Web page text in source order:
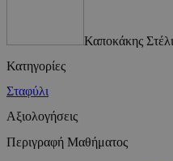
Καποκάκης
Κατηγορίες
Σταφύλι
Αξιολογήσεις
Περιγραφή Μαθήματος